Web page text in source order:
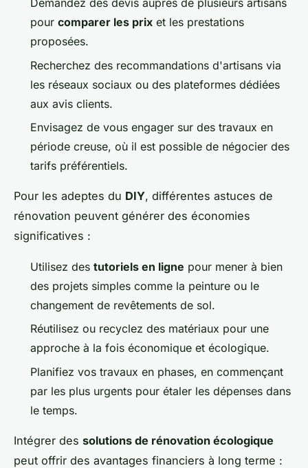
Demandez des devis auprès de plusieurs artisans
pour comparer les prix et les prestations
proposées.
Recherchez des recommandations d'artisans via
les réseaux sociaux ou des plateformes dédiées
aux avis clients.
Envisagez de vous engager sur des travaux en
période creuse, où il est possible de négocier des
tarifs préférentiels.
Pour les adeptes du DIY, différentes astuces de
rénovation peuvent générer des économies
significatives :
Utilisez des tutoriels en ligne pour mener à bien
des projets simples comme la peinture ou le
changement de revêtements de sol.
Réutilisez ou recyclez des matériaux pour une
approche à la fois économique et écologique.
Planifiez vos travaux en phases, en commençant
par les plus urgents pour étaler les dépenses dans
le temps.
Intégrer des solutions de rénovation écologique
peut offrir des avantages financiers à long terme :